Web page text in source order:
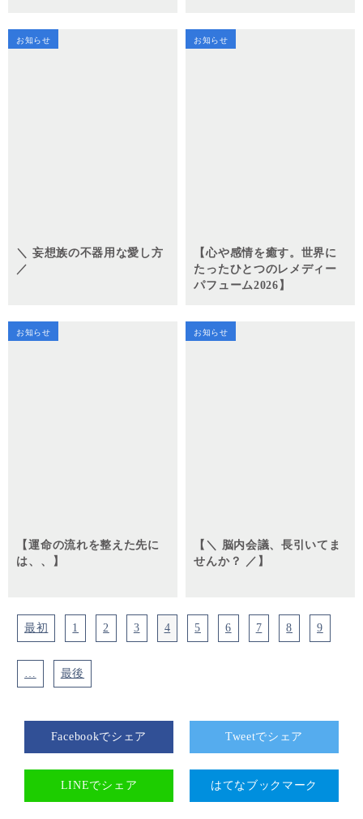
お知らせ
＼ 妄想族の不器用な愛し方
／
お知らせ
【心や感情を癒す。世界に
たったひとつのレメディー
パフューム2026】
お知らせ
【運命の流れを整えた先に
は、、】
お知らせ
【＼ 脳内会議、長引いてま
せんか？ ／】
最初 1 2 3 4 5 6 7 8 9
… 最後
Facebookでシェア Tweetでシェア
LINEでシェア はてなブックマーク